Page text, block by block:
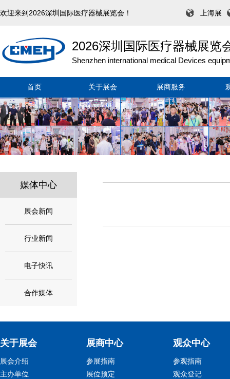
欢迎来到2026深圳国际医疗器械展览会！ 上海展
2026深圳国际医疗器械展览
Shenzhen international medical Devices
首页 关于展会 展商服务
媒体中心
展会新闻
行业新闻
电子快讯
合作媒体
关于展会
展会介绍
主办单位
展商中心
参展指南
展位预定
观众中心
参观指南
观众登记